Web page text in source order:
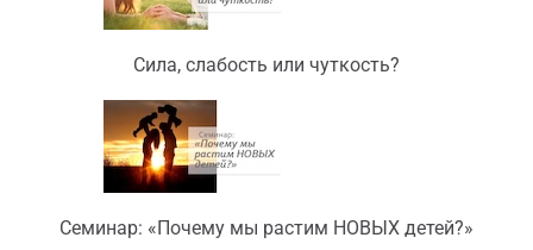
Сила, слабость или чуткость?
Семинар: «Почему мы растим НОВЫХ детей?»